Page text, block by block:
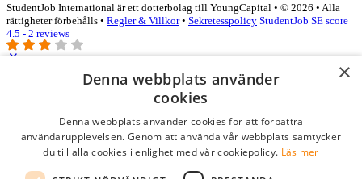
StudentJob International är ett dotterbolag till YoungCapital • © 2026 • Alla
rättigheter förbehålls • Regler & Villkor• Sekretesspolicy StudentJob SE score
4.5 - 2 reviews
Logga in som företag
Lösenord
×
Denna webbplats använder
cookies
Denna webbplats använder cookies för att förbättra
användarupplevelsen. Genom att använda vår webbplats samtycker
du till alla cookies i enlighet med vår cookiepolicy. Läs mer